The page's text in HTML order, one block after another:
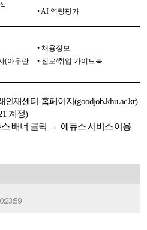
• AI 역량평가
(아우란
• 채용정보
• 진로/취업 가이드북
인재센터 홈페이지(goodjob.khu.ac.kr)
계정)
클릭 → 에듀스 서비스 이용